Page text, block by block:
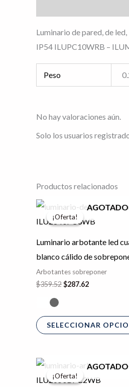
Luminario de pared, de
IP54 ILUPC10WRB –
Peso
No hay valoraciones aún.
Solo los usuarios
Productos relacionados
¡Oferta!
AGOTADO
¡Oferta!
Luminario arbotante led
blanco cálido de
Arbotantes sobreponer
$359.52
precio
original
$359.52.
$287.62
El
precio
actual
$287.62.
SELECCIONAR
¡Oferta!
AGOTADO
¡Oferta!
precio
original
El
precio
actual